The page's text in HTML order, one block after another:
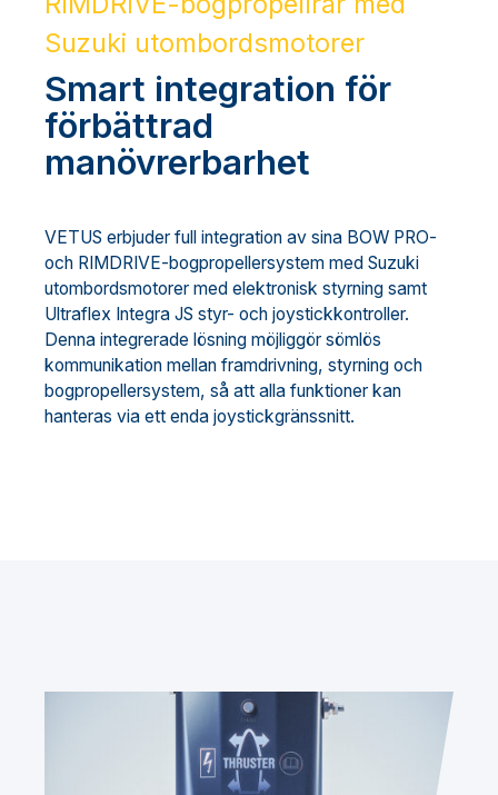
Suzuki utombordsmotorer
Smart integration för
förbättrad
manövrerbarhet
VETUS erbjuder full integration av sina BOW PRO-
och RIMDRIVE-bogpropellersystem med Suzuki
utombordsmotorer med elektronisk styrning samt
Ultraflex Integra JS styr- och joystickkontroller.
Denna integrerade lösning möjliggör sömlös
kommunikation mellan framdrivning, styrning och
bogpropellersystem, så att alla funktioner kan
hanteras via ett enda joystickgränssnitt.